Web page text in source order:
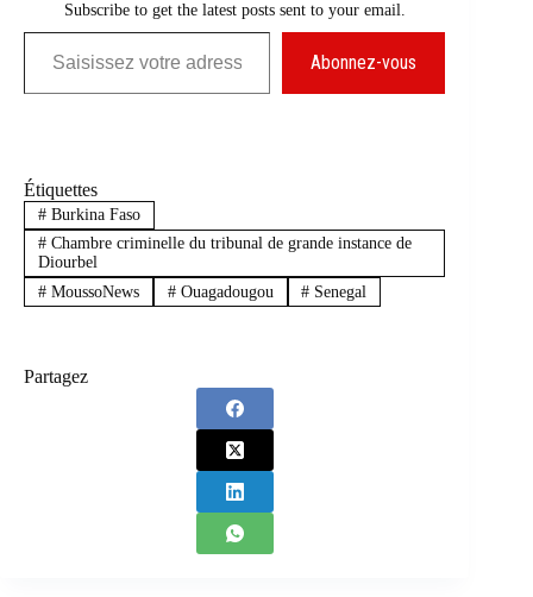
Subscribe to get the latest posts sent to your email.
Saisissez votre adresse e-mail…
Abonnez-vous
Étiquettes
#Burkina Faso
#Chambre criminelle du tribunal de grande instance de
Diourbel
#MoussoNews #Ouagadougou # Senegal
Partagez